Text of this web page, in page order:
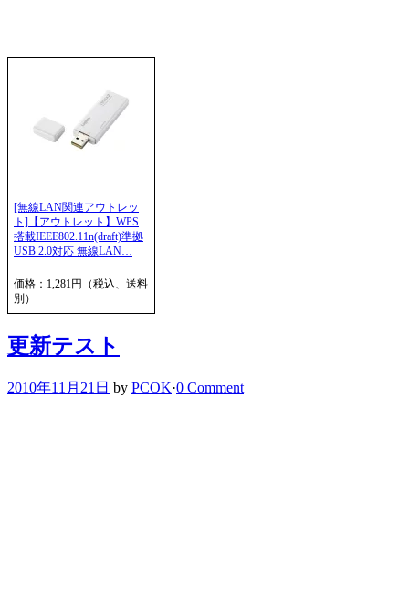
[無線LAN関連アウトレッ
ト]【アウトレット】WPS
搭載IEEE802.11n(draft)準拠
USB 2.0対応 無線LAN…
価格：1,281円（税込、送料
別）
更新テスト
2010年11月21日 by PCOK·0 Comment